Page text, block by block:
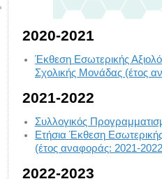
2020-2021
Έκθεση Εσωτερικής
Σχολικής Μονάδας (έτος
2021-2022
Συλλογικός
Ετήσια Έκθεση
(έτος αναφοράς: 2021-
2022-2023